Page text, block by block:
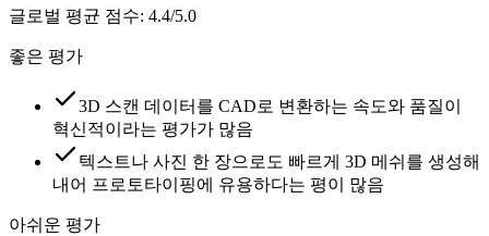
글로벌 평균 점수: 4.4/5.0
좋은 평가
3D 스캔 데이터를 CAD로 변환하는 속도와 품질이
혁신적이라는 평가가 많음
텍스트나 사진 한 장으로도 빠르게 3D 메쉬를 생성해
내어 프로토타이핑에 유용하다는 평이 많음
아쉬운 평가